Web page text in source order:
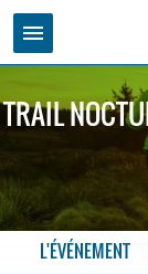
menu
TRAIL
L'ÉVÉNEMENT